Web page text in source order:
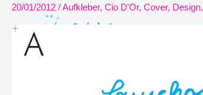
20/01/2012/Aufkleber,Cio D'Or,Cover, Design,